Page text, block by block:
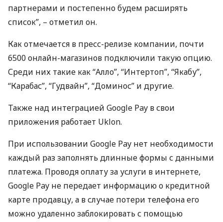
партнерами и постепенно будем расширять
список”, – отметил он.
Как отмечается в пресс-релизе компании, почти
6500 онлайн-магазинов подключили такую опцию.
Среди них такие как “Алло”, “Интертоп”, “Якабу”,
“Карабас”, “Гудвайн”, “Доминос” и другие.
Также над интеграцией Google Pay в свои
приложения работает Uklon.
При использовании Google Pay нет необходимости
каждый раз заполнять длинные формы с данными
платежа. Проводя оплату за услуги в интернете,
Google Pay не передает информацию о кредитной
карте продавцу, а в случае потери телефона его
можно удаленно заблокировать с помощью